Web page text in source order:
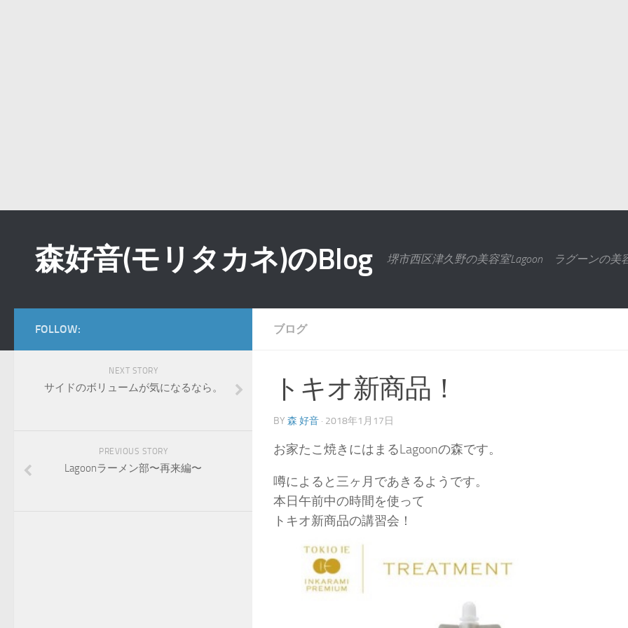
森好音(モリタカネ)のBlog 堺市西区津久野の美容室Lagoon ラグーンの美
ブログ
トキオ新商品！
BY 森 好音 · 2018年1月17日
お家たこ焼きにはまるLagoonの森です。
噂によると三ヶ月であきるようです。
本日午前中の時間を使って
トキオ新商品の講習会！
FOLLOW:
NEXT STORY
サイドのボリュームが気になるなら。
PREVIOUS STORY
Lagoonラーメン部〜再来編〜